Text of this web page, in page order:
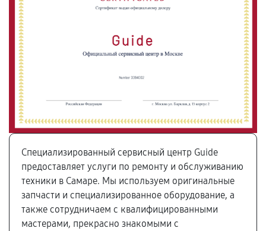
Специализированный сервисный центр Guide
предоставляет услуги по ремонту и обслуживанию
техники в Самаре. Мы используем оригинальные
запчасти и специализированное оборудование, а
также сотрудничаем с квалифицированными
мастерами, прекрасно знакомыми с